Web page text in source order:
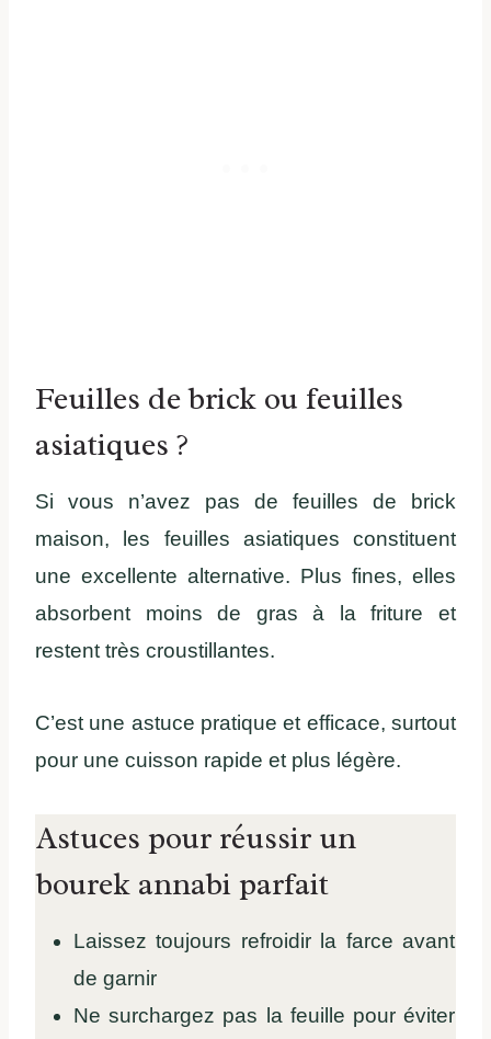
Feuilles de brick ou feuilles
asiatiques ?
Si vous n’avez pas de feuilles de brick
maison, les feuilles asiatiques constituent
une excellente alternative. Plus fines, elles
absorbent moins de gras à la friture et
restent très croustillantes.
C’est une astuce pratique et efficace, surtout
pour une cuisson rapide et plus légère.
Astuces pour réussir un
bourek annabi parfait
Laissez toujours refroidir la farce avant
de garnir
Ne surchargez pas la feuille pour éviter